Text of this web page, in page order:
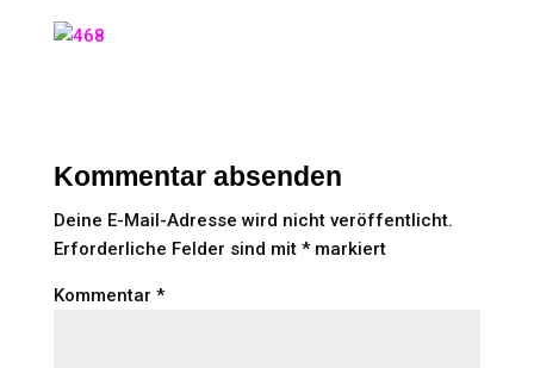
Kommentar absenden
Deine E-Mail-Adresse wird nicht veröffentlicht.
Erforderliche Felder sind mit *markiert
Kommentar *